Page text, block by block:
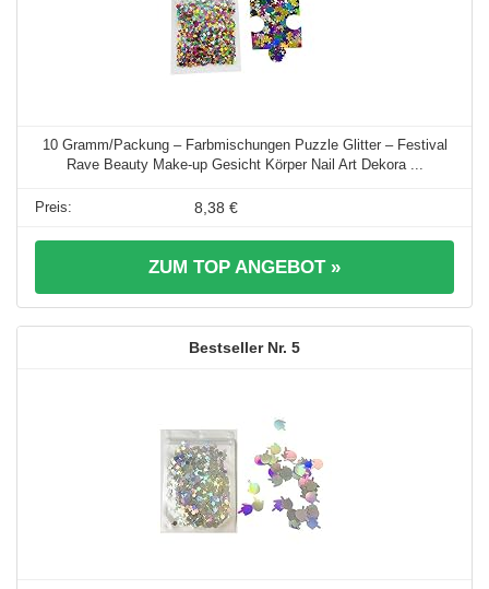
10 Gramm/Packung – Farbmischungen Puzzle Glitter – Festival
Rave Beauty Make-up Gesicht Körper Nail Art Dekora ...
8,38 €
ZUM TOP ANGEBOT »
5